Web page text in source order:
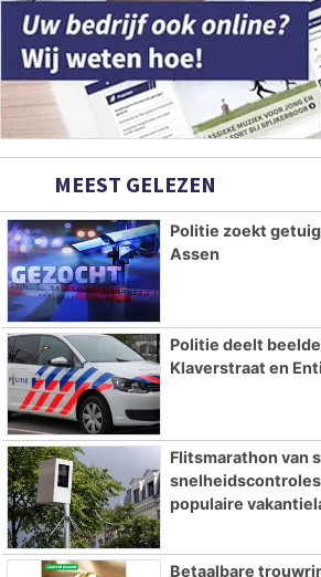
MEEST GELEZEN
Politie zoekt
Assen
Politie deelt
Klaverstraat en
Flitsmarathon van
populaire
Betaalbare